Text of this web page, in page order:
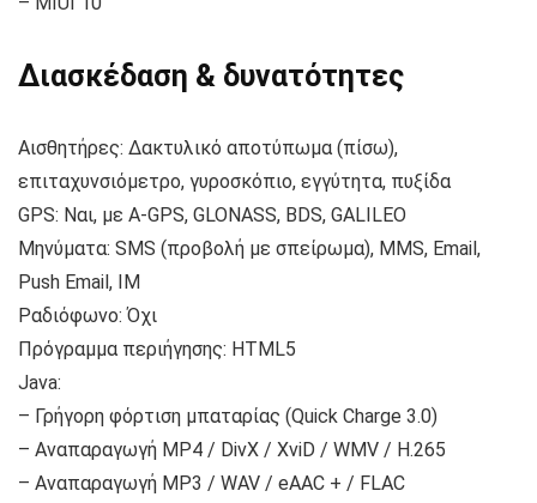
Διασκέδαση & δυνατότητες
Αισθητήρες: Δακτυλικό αποτύπωμα (πίσω),
επιταχυνσιόμετρο, γυροσκόπιο, εγγύτητα, πυξίδα
GPS: Ναι, με A-GPS, GLONASS, BDS, GALILEO
Μηνύματα: SMS (προβολή με σπείρωμα), MMS, Email,
Push Email, IM
Ραδιόφωνο: Όχι
Πρόγραμμα περιήγησης: HTML5
Java:
– Γρήγορη φόρτιση μπαταρίας (Quick Charge 3.0)
– Αναπαραγωγή MP4 / DivX / XviD / WMV / H.265
– Αναπαραγωγή MP3 / WAV / eAAC + / FLAC